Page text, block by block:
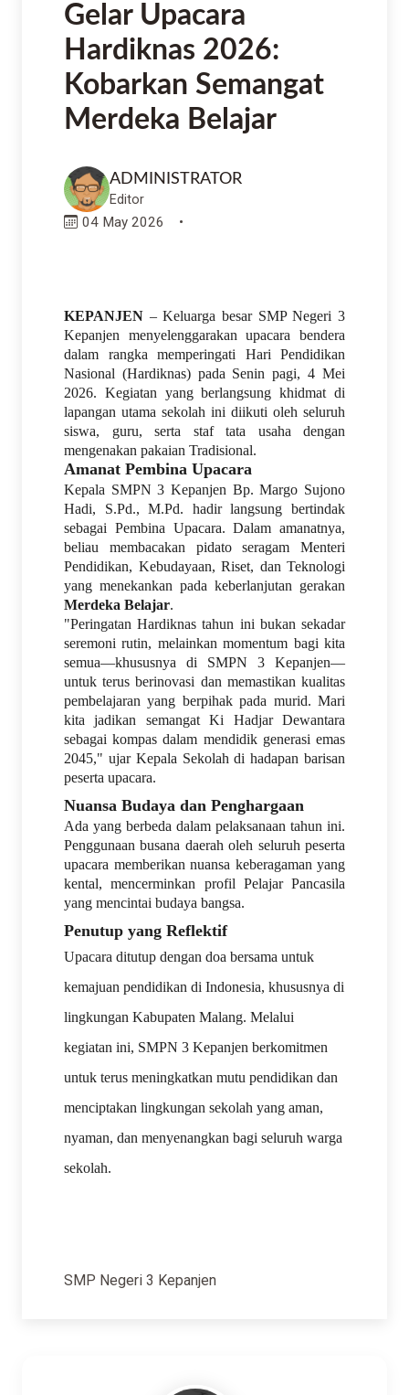
Gelar Upacara
Hardiknas 2026:
Kobarkan Semangat
Merdeka Belajar
ADMINISTRATOR
Editor
04 May 2026 •
KEPANJEN – Keluarga besar SMP Negeri 3
Kepanjen menyelenggarakan upacara bendera
dalam rangka memperingati Hari Pendidikan
Nasional (Hardiknas) pada Senin pagi, 4 Mei
2026. Kegiatan yang berlangsung khidmat di
lapangan utama sekolah ini diikuti oleh seluruh
siswa, guru, serta staf tata usaha dengan
mengenakan pakaian Tradisional.
Amanat Pembina Upacara
Kepala SMPN 3 Kepanjen Bp. Margo Sujono
Hadi, S.Pd., M.Pd. hadir langsung bertindak
sebagai Pembina Upacara. Dalam amanatnya,
beliau membacakan pidato seragam Menteri
Pendidikan, Kebudayaan, Riset, dan Teknologi
yang menekankan pada keberlanjutan gerakan
Merdeka Belajar.
"Peringatan Hardiknas tahun ini bukan sekadar
seremoni rutin, melainkan momentum bagi kita
semua—khususnya di SMPN 3 Kepanjen—
untuk terus berinovasi dan memastikan kualitas
pembelajaran yang berpihak pada murid. Mari
kita jadikan semangat Ki Hadjar Dewantara
sebagai kompas dalam mendidik generasi emas
2045," ujar Kepala Sekolah di hadapan barisan
peserta upacara.
Nuansa Budaya dan Penghargaan
Ada yang berbeda dalam pelaksanaan tahun ini.
Penggunaan busana daerah oleh seluruh peserta
upacara memberikan nuansa keberagaman yang
kental, mencerminkan profil Pelajar Pancasila
yang mencintai budaya bangsa.
Penutup yang Reflektif
Upacara ditutup dengan doa bersama untuk
kemajuan pendidikan di Indonesia, khususnya di
lingkungan Kabupaten Malang. Melalui
kegiatan ini, SMPN 3 Kepanjen berkomitmen
untuk terus meningkatkan mutu pendidikan dan
menciptakan lingkungan sekolah yang aman,
nyaman, dan menyenangkan bagi seluruh warga
sekolah.
SMP Negeri 3 Kepanjen